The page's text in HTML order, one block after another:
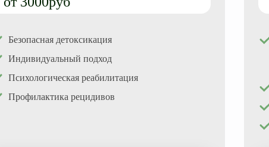
Анализы у нарколога
Тест на наркотики
Безопасная детоксикация
Индивидуальный подход
Психологическая реабилитация
Профилактика рецидивов